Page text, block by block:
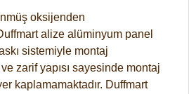
oksijenden
alize alüminyum panel
sistemiyle montaj
zarif yapısı sayesinde montaj
kaplamamaktadır. Duffmart